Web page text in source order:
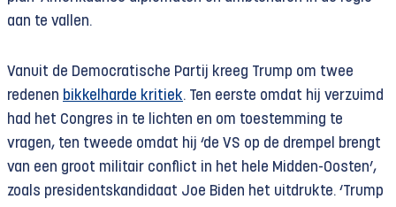
aan te vallen.
Vanuit de Democratische Partij kreeg Trump om twee
redenen bikkelharde kritiek. Ten eerste omdat hij verzuimd
had het Congres in te lichten en om toestemming te
vragen, ten tweede omdat hij ‘de VS op de drempel brengt
van een groot militair conflict in het hele Midden-Oosten’,
zoals presidentskandidaat Joe Biden het uitdrukte. ‘Trump